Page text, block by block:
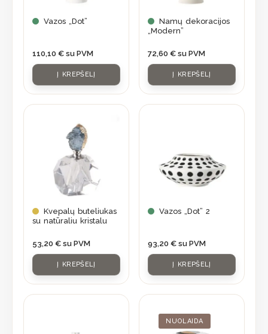
Vazos „Dot”
110,10 € su PVM
Į KREPŠELĮ
Namų dekoracijos
„Modern”
72,60 € su PVM
Į KREPŠELĮ
Kvepalų buteliukas
su natūraliu kristalu
53,20 € su PVM
Į KREPŠELĮ
Vazos „Dot” 2
93,20 € su PVM
Į KREPŠELĮ
NUOLAIDA
was:
84,70 €.
is: